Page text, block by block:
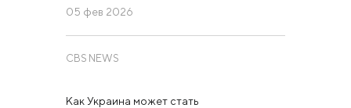
05 фев 2026
CBS NEWS
Как Украина может стать